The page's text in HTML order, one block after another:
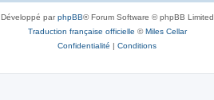
Développé parphpBB® Forum Software © phpBB Limited
Traduction française officielle ©Miles Cellar
Confidentialité | Conditions